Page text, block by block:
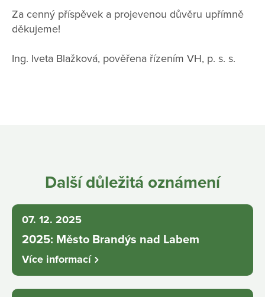
Za cenný příspěvek a projevenou důvěru upřímně
děkujeme!
Ing. Iveta Blažková, pověřena řízením VH, p. s. s.
Další důležitá oznámení
07. 12. 2025
2025: Město Brandýs nad Labem
Více informací